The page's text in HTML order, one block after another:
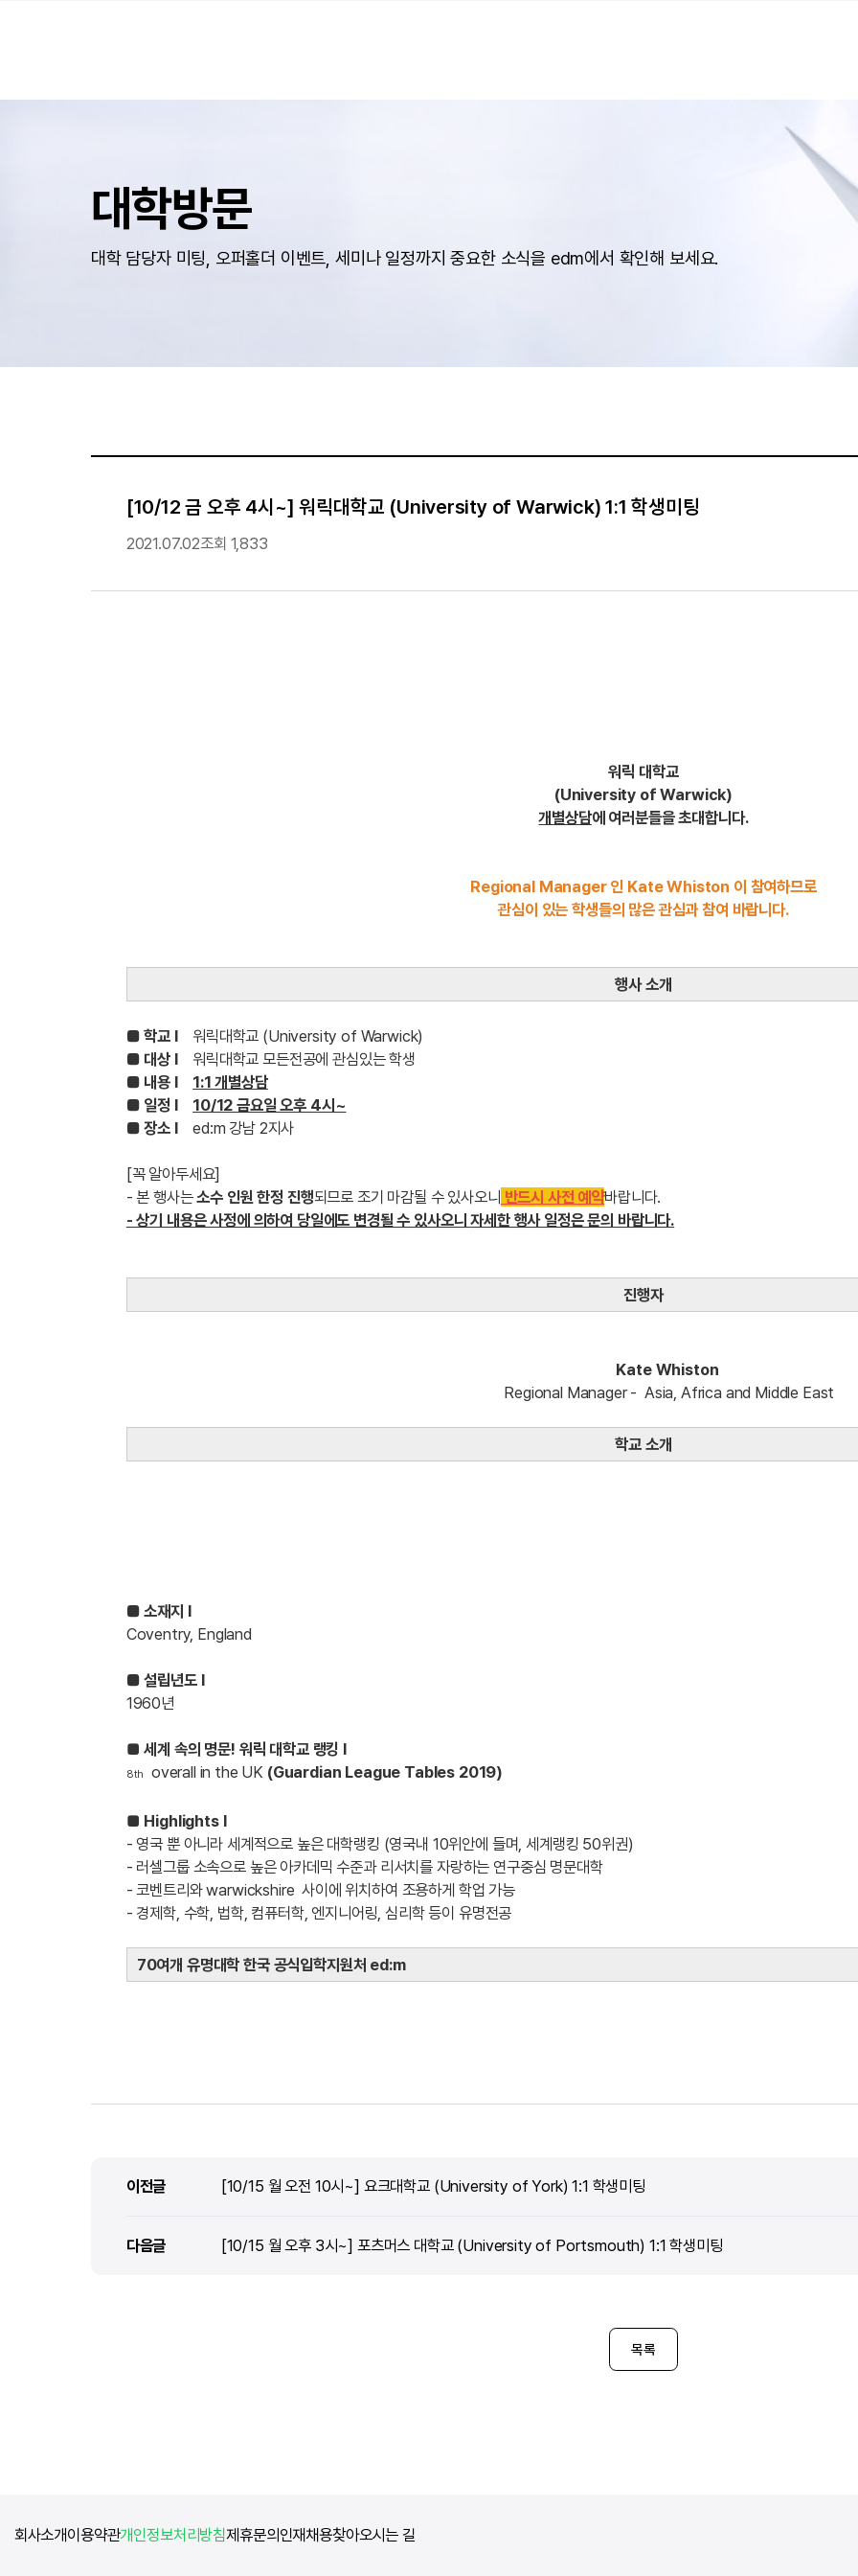
대학방문
대학 담당자 미팅, 오퍼홀더 이벤트, 세미나 일정까지 중요한 소식을 edm에서 확인해 보세요.
[10/12 금 오후 4시~] 워릭대학교 (University of Warwick) 1:1 학생미팅
2021.07.02조회 1,833
워릭 대학교
(University of Warwick)
개별상담에 여러분들을 초대합니다.
Regional Manager 인 Kate Whiston 이 참여하므로
관심이 있는 학생들의 많은 관심과 참여 바랍니다.
행사 소개
■ 학교 l
워릭대학교 (University of Warwick)
■ 대상 l
워릭대학교 모든전공에 관심있는 학생
■ 내용 l
1:1 개별상담
■ 일정 l 10/12 금요일 오후 4시~
■ 장소 l
ed:m 강남 2지사
[꼭 알아두세요]
- 본 행사는소수 인원 한정 진행되므로 조기 마감될 수 있사오니 반드시 사전 예약바랍니다.
- 상기 내용은 사정에 의하여 당일에도 변경될 수 있사오니자세한 행사 일정은 문의 바랍니다.
진행자
Kate
Regional Manager - Asia, Africa and Middle
학교 소개
■ 소재지 l
Coventry, England
■ 설립년도 l
1960년
■세계 속의 명문! 워릭 대학교 랭킹 l
8th overall in the UK (Guardian League Tables 2019)
■ Highlights l
- 영국 뿐 아니라 세계적으로 높은 대학랭킹 (영국내 10위안에 들며, 세계랭킹 50위권)
- 러셀그룹 소속으로 높은 아카데믹 수준과 리서치를 자랑하는 연구중심 명문대학
- 코벤트리와 warwickshire 사이에 위치하여 조용하게 학업 가능
- 경제학, 수학, 법학, 컴퓨터학, 엔지니어링, 심리학 등이 유명전공
70여개 유명대학 한국 공식입학지원처 ed:m
이전글 이전글
[10/15 월 오전 10시~] 요크대학교 (University of York) 1:1 학생미팅
다음글 다음글
[10/15 월 오후 3시~] 포츠머스 대학교 (University of Portsmouth) 1:1 학생미팅
목록
회사소개이용약관개인정보처리방침제휴문의인재채용찾아오시는 길